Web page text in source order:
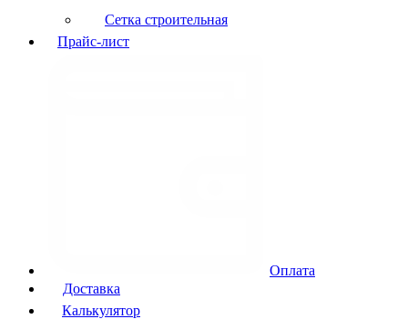
Сетка строительная
Прайс-лист
Оплата
Доставка
Калькулятор